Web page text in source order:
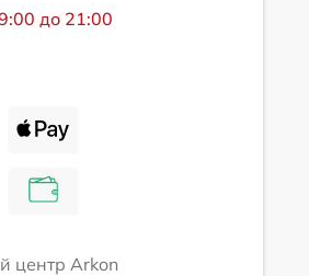
до 21:00
центр Arkon